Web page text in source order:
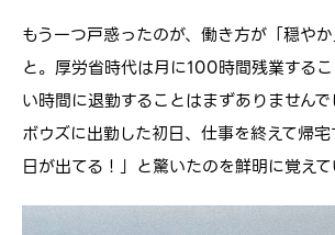
もう一つ戸惑ったのが、働き方が「穏や
と。厚労省時代は月に100時間残業する
い時間に退勤することはまずありません
ボウズに出勤した初日、仕事を終えて帰
日が出てる！」と驚いたのを鮮明に覚えて